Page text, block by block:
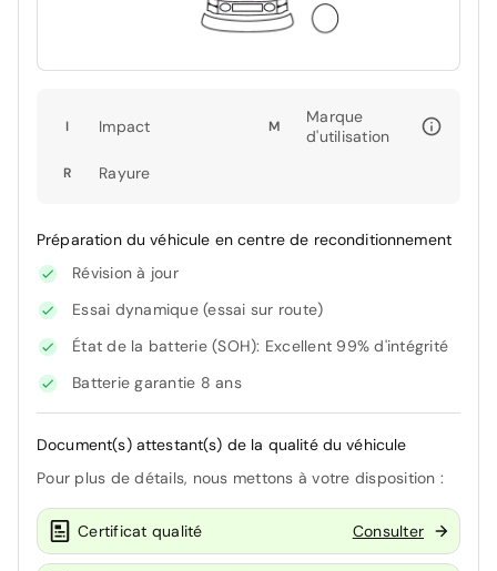
I Impact M
Marque
d'utilisation
R Rayure
Préparation du véhicule en centre de reconditionnement
Révision à jour
Essai dynamique (essai sur route)
État de la batterie (SOH): Excellent 99% d'intégrité
Batterie garantie 8 ans
Document(s) attestant(s) de la qualité du véhicule
Pour plus de détails, nous mettons à votre disposition :
Certificat qualité Consulter